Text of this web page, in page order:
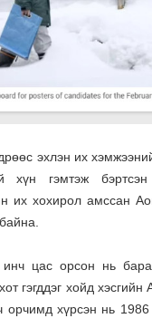
эхлэн их
гэмтэж бэртсэн
их хохирол амссан
цас орсон нь
гэгддэг хойд
хүрсэн нь